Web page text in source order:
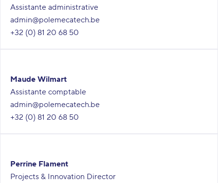
Assistante administrative
admin@polemecatech.be
+32 (0) 81 20 68 50
Maude Wilmart
Assistante comptable
admin@polemecatech.be
+32 (0) 81 20 68 50
Perrine Flament
Projects & Innovation Director